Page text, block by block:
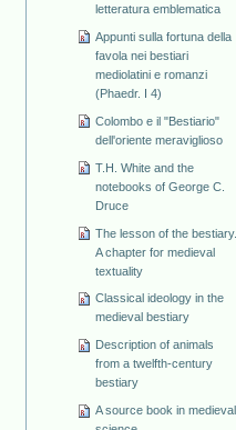
letteratura emblematica
Appunti sulla fortuna della
favola nei bestiari
mediolatini e romanzi
(Phaedr. I 4)
Colombo e il "Bestiario"
dell'oriente meraviglioso
T.H. White and the
notebooks of George C.
Druce
The lesson of the bestiary.
A chapter for medieval
textuality
Classical ideology in the
medieval bestiary
Description of animals
from a twelfth-century
bestiary
A source book in medieval